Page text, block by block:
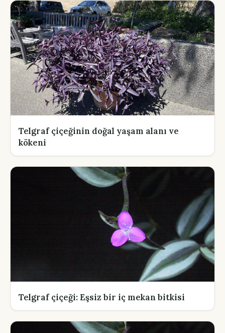
Telgraf çiçeğinin doğal yaşam alanı ve
kökeni
Telgraf çiçeği: Eşsiz bir iç mekan bitkisi